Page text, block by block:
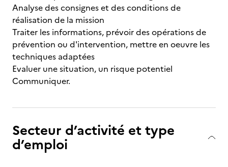
Analyse des consignes et des conditions de
réalisation de la mission
Traiter les informations, prévoir des opérations de
prévention ou d'intervention, mettre en oeuvre les
techniques adaptées
Evaluer une situation, un risque potentiel
Communiquer.
Secteur d’activité et type
d’emploi